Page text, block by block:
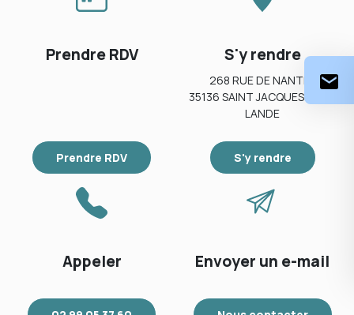
Prendre RDV
Prendre RDV
S'y rendre
268 RUE DE NANTES
35136 SAINT JACQUES DE LA
LANDE
S'y rendre
Appeler Envoyer un e-mail